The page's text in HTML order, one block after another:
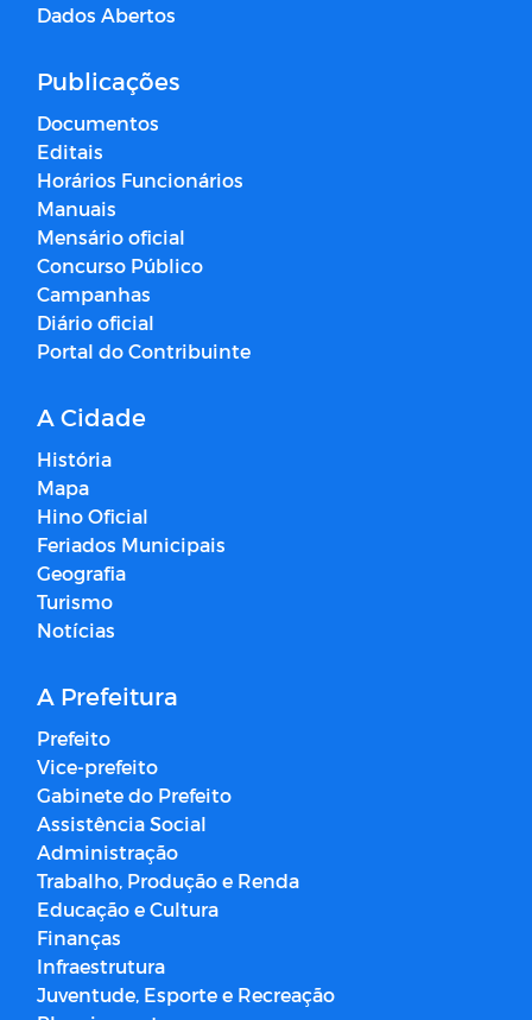
Dados Abertos
Publicações
Documentos
Editais
Horários Funcionários
Manuais
Mensário oficial
Concurso Público
Campanhas
Diário oficial
Portal do Contribuinte
A Cidade
História
Mapa
Hino Oficial
Feriados Municipais
Geografia
Turismo
Notícias
A Prefeitura
Prefeito
Vice-prefeito
Gabinete do Prefeito
Assistência Social
Administração
Trabalho, Produção e Renda
Educação e Cultura
Finanças
Infraestrutura
Juventude, Esporte e Recreação